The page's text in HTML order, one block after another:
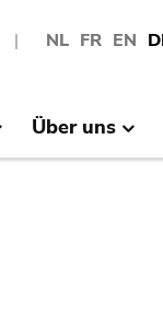
NL FR EN
Über uns